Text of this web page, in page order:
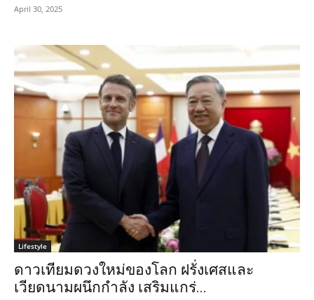
April 30, 2025
Lifestyle
ดาวเทียมดวงใหม่ของโลก ฝรั่งเศสและ
เวียดนามผนึกกำลัง เสริมแกร่...